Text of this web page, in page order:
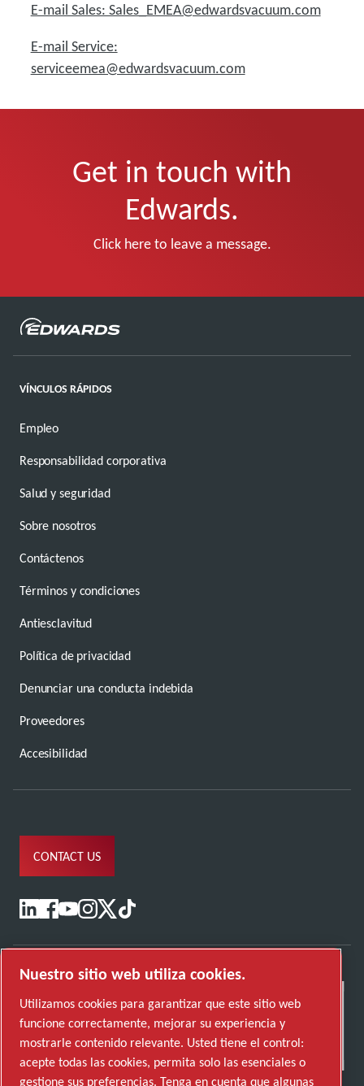
E-mail Sales: Sales_EMEA@edwardsvacuum.com
E-mail Service:
serviceemea@edwardsvacuum.com
Get in touch with
Edwards.
Click here to leave a message.
VÍNCULOS RÁPIDOS
Empleo
Responsabilidad corporativa
Salud y seguridad
Sobre nosotros
Contáctenos
Términos y condiciones
Antiesclavitud
Política de privacidad
Denunciar una conducta indebida
Proveedores
Accesibilidad
CONTACT US
Nuestro sitio web utiliza cookies.
Utilizamos cookies para garantizar que este sitio web
funcione correctamente, mejorar su experiencia y
mostrarle contenido relevante. Usted tiene el control:
acepte todas las cookies, permita solo las esenciales o
gestione sus preferencias. Tenga en cuenta que algunas